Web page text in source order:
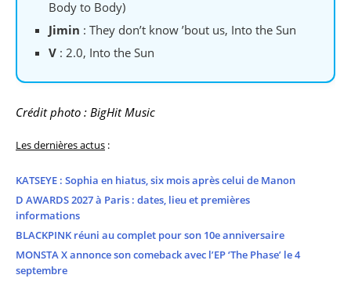
Body to Body)
Jimin : They don’t know ’bout us, Into the Sun
V : 2.0, Into the Sun
Crédit photo : BigHit Music
Les dernières actus :
KATSEYE : Sophia en hiatus, six mois après celui de Manon
D AWARDS 2027 à Paris : dates, lieu et premières
informations
BLACKPINK réuni au complet pour son 10e anniversaire
MONSTA X annonce son comeback avec l’EP ‘The Phase’ le 4
septembre